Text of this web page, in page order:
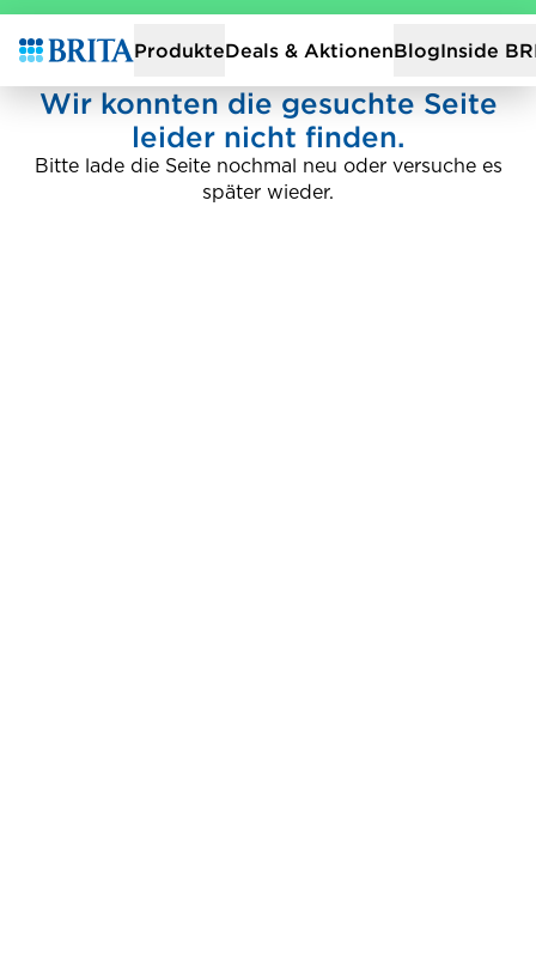
Zur Startseite
ProdukteDeals & AktionenBlogInside
Wir konnten die gesuchte Seite
leider nicht finden.
Bitte lade die Seite nochmal neu oder versuche es
später wieder.